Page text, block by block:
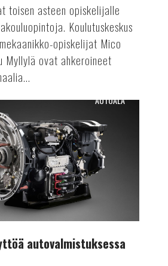
toisen asteen opiskelijalle
Koulutuskeskus
opiskelijat Mico
Myllylä ovat ahkeroineet
AUTOALA
autovalmistuksessa